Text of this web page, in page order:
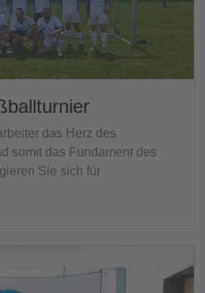
das Herz des
somit das Fundament des
Sie sich für